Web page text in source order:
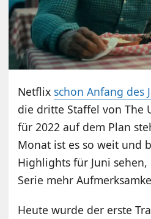
Netflix schon Anfang des
die dritte Staffel von The
für 2022 auf dem Plan
Monat ist es so weit und
Highlights für Juni
Serie mehr
Heute wurde der erste